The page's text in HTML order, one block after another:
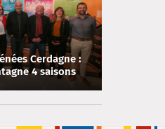
Cerdagne :
4 saisons